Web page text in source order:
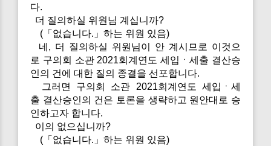
다.
더 질의하실 위원님 계십니까?
(「없습니다.」하는 위원 있음)
네, 더 질의하실 위원님이 안 계시므로 이것으
로 구의회 소관 2021회계연도 세입ㆍ세출 결산승
인의 건에 대한 질의 종결을 선포합니다.
그러면 구의회 소관 2021회계연도 세입ㆍ세
출 결산승인의 건은 토론을 생략하고 원안대로 승
인하고자 합니다.
이의 없으십니까?
(「없습니다.」하는 위원 있음)